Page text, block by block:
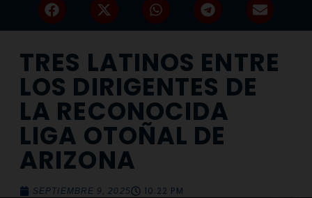
TRES LATINOS ENTRE
LOS DIRIGENTES DE
LA RECONOCIDA
LIGA OTOÑAL DE
ARIZONA
SEPTIEMBRE 9, 2025 10:22 PM